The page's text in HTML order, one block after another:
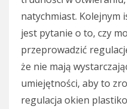
natychmiast. Kolejnym
jest pytanie o to, czy
przeprowadzić
że nie mają
umiejętności, aby to
regulacja okien